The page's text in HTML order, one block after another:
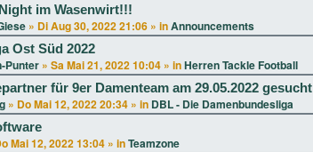
im Wasenwirt!!!
» Di Aug 30, 2022 21:06 » inAnnouncements
Ost Süd 2022
Punter » Sa Mai 21, 2022 10:04 » inHerren Tackle Football
für 9er Damenteam am 29.05.2022 gesucht
» Do Mai 12, 2022 20:34 » in DBL - Die Damenbundesliga
Mai 12, 2022 13:04 » inTeamzone